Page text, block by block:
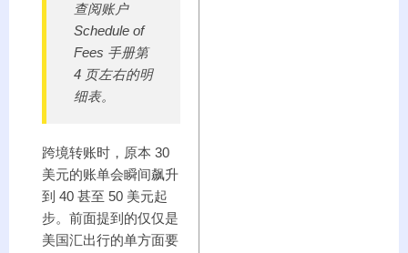
查阅账户
Schedule of
Fees 手册第
4 页左右的明
细表。
跨境转账时，原本 30
美元的账单会瞬间飙升
到 40 甚至 50 美元起
步。前面提到的仅仅是
美国汇出行的单方面要